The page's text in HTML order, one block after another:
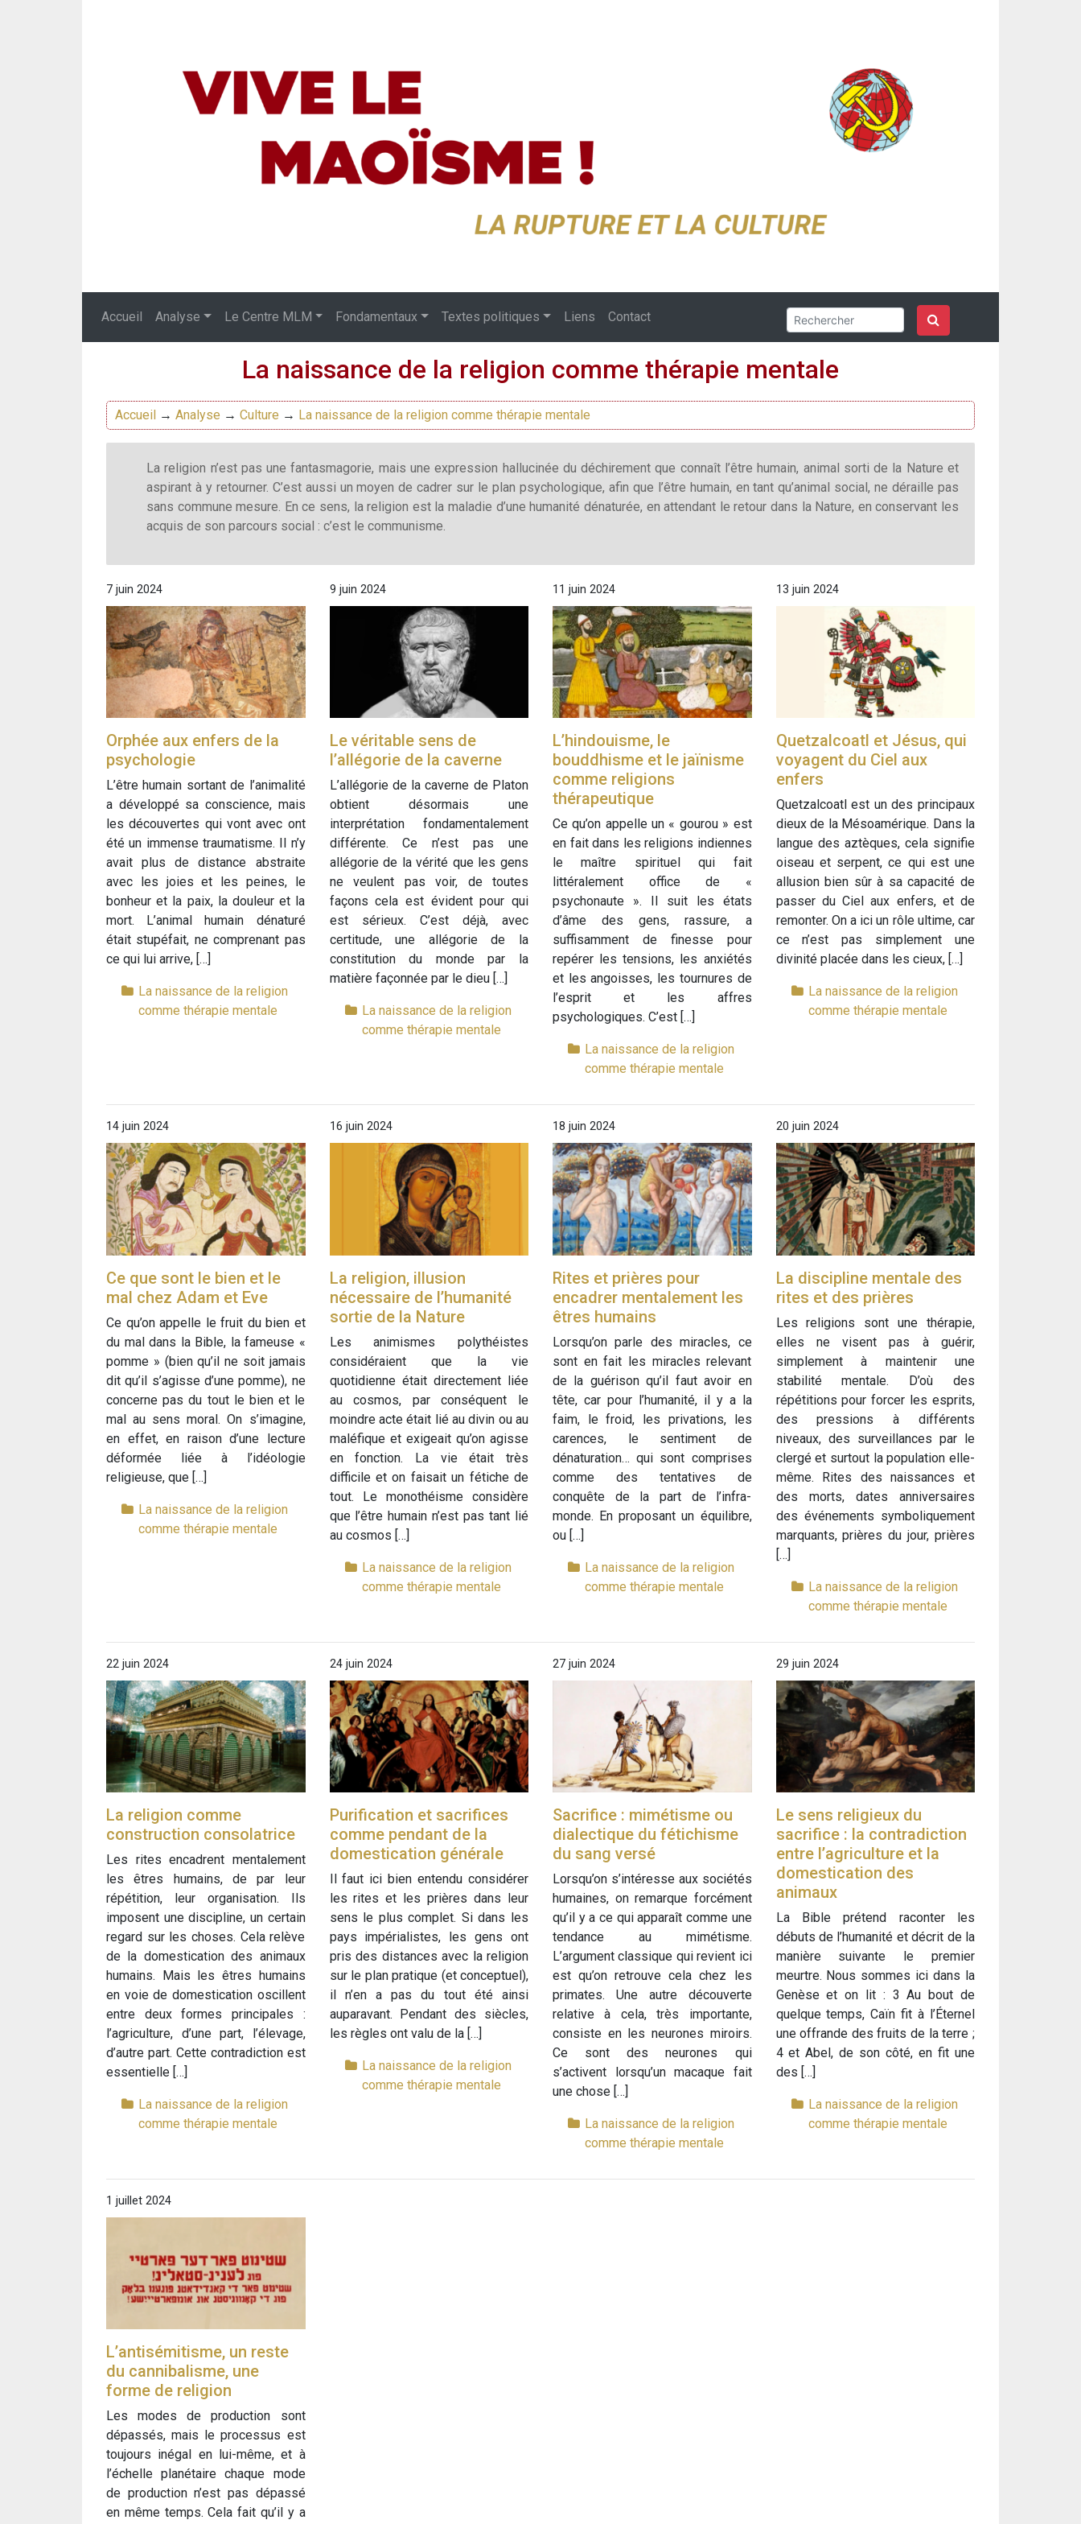
Accueil Analyse Le Centre MLM Fondamentaux Textes politiques Liens Contact
La naissance de la religion comme thérapie mentale
Accueil → Analyse → Culture → La naissance de la religion comme thérapie mentale
La religion n’est pas une fantasmagorie, mais une expression hallucinée du déchirement que connaît l’être humain, animal sorti de la Nature et
aspirant à y retourner. C’est aussi un moyen de cadrer sur le plan psychologique, afin que l’être humain, en tant qu’animal social, ne déraille pas
sans commune mesure. En ce sens, la religion est la maladie d’une humanité dénaturée, en attendant le retour dans la Nature, en conservant les
acquis de son parcours social : c’est le communisme.
7 juin 2024
Orphée aux enfers de la
psychologie
L’être humain sortant de l’animalité
a développé sa conscience, mais
les découvertes qui vont avec ont
été un immense traumatisme. Il n’y
avait plus de distance abstraite
avec les joies et les peines, le
bonheur et la paix, la douleur et la
mort. L’animal humain dénaturé
était stupéfait, ne comprenant pas
ce qui lui arrive, […]
La naissance de la religion
comme thérapie mentale
9 juin 2024
Le véritable sens de
l’allégorie de la caverne
L’allégorie de la caverne de Platon
obtient désormais une
interprétation fondamentalement
différente. Ce n’est pas une
allégorie de la vérité que les gens
ne veulent pas voir, de toutes
façons cela est évident pour qui
est sérieux. C’est déjà, avec
certitude, une allégorie de la
constitution du monde par la
matière façonnée par le dieu […]
La naissance de la religion
comme thérapie mentale
11 juin 2024
L’hindouisme, le
bouddhisme et le jaïnisme
comme religions
thérapeutique
Ce qu’on appelle un « gourou » est
en fait dans les religions indiennes
le maître spirituel qui fait
littéralement office de «
psychonaute ». Il suit les états
d’âme des gens, rassure, a
suffisamment de finesse pour
repérer les tensions, les anxiétés
et les angoisses, les tournures de
l’esprit et les affres
psychologiques. C’est […]
La naissance de la religion
comme thérapie mentale
13 juin 2024
Quetzalcoatl et Jésus, qui
voyagent du Ciel aux
enfers
Quetzalcoatl est un des principaux
dieux de la Mésoamérique. Dans la
langue des aztèques, cela signifie
oiseau et serpent, ce qui est une
allusion bien sûr à sa capacité de
passer du Ciel aux enfers, et de
remonter. On a ici un rôle ultime, car
ce n’est pas simplement une
divinité placée dans les cieux, […]
La naissance de la religion
comme thérapie mentale
14 juin 2024
Ce que sont le bien et le
mal chez Adam et Eve
Ce qu’on appelle le fruit du bien et
du mal dans la Bible, la fameuse «
pomme » (bien qu’il ne soit jamais
dit qu’il s’agisse d’une pomme), ne
concerne pas du tout le bien et le
mal au sens moral. On s’imagine,
en effet, en raison d’une lecture
déformée liée à l’idéologie
religieuse, que […]
La naissance de la religion
comme thérapie mentale
16 juin 2024
La religion, illusion
nécessaire de l’humanité
sortie de la Nature
Les animismes polythéistes
considéraient que la vie
quotidienne était directement liée
au cosmos, par conséquent le
moindre acte était lié au divin ou au
maléfique et exigeait qu’on agisse
en fonction. La vie était très
difficile et on faisait un fétiche de
tout. Le monothéisme considère
que l’être humain n’est pas tant lié
au cosmos […]
La naissance de la religion
comme thérapie mentale
18 juin 2024
Rites et prières pour
encadrer mentalement les
êtres humains
Lorsqu’on parle des miracles, ce
sont en fait les miracles relevant
de la guérison qu’il faut avoir en
tête, car pour l’humanité, il y a la
faim, le froid, les privations, les
carences, le sentiment de
dénaturation… qui sont comprises
comme des tentatives de
conquête de la part de l’infra-
monde. En proposant un équilibre,
ou […]
La naissance de la religion
comme thérapie mentale
20 juin 2024
La discipline mentale des
rites et des prières
Les religions sont une thérapie,
elles ne visent pas à guérir,
simplement à maintenir une
stabilité mentale. D’où des
répétitions pour forcer les esprits,
des pressions à différents
niveaux, des surveillances par le
clergé et surtout la population elle-
même. Rites des naissances et
des morts, dates anniversaires
des événements symboliquement
marquants, prières du jour, prières
[…]
La naissance de la religion
comme thérapie mentale
22 juin 2024
La religion comme
construction consolatrice
Les rites encadrent mentalement
les êtres humains, de par leur
répétition, leur organisation. Ils
imposent une discipline, un certain
regard sur les choses. Cela relève
de la domestication des animaux
humains. Mais les êtres humains
en voie de domestication oscillent
entre deux formes principales :
l’agriculture, d’une part, l’élevage,
d’autre part. Cette contradiction est
essentielle […]
La naissance de la religion
comme thérapie mentale
24 juin 2024
Purification et sacrifices
comme pendant de la
domestication générale
Il faut ici bien entendu considérer
les rites et les prières dans leur
sens le plus complet. Si dans les
pays impérialistes, les gens ont
pris des distances avec la religion
sur le plan pratique (et conceptuel),
il n’en a pas du tout été ainsi
auparavant. Pendant des siècles,
les règles ont valu de la […]
La naissance de la religion
comme thérapie mentale
27 juin 2024
Sacrifice : mimétisme ou
dialectique du fétichisme
du sang versé
Lorsqu’on s’intéresse aux sociétés
humaines, on remarque forcément
qu’il y a ce qui apparaît comme une
tendance au mimétisme.
L’argument classique qui revient ici
est qu’on retrouve cela chez les
primates. Une autre découverte
relative à cela, très importante,
consiste en les neurones miroirs.
Ce sont des neurones qui
s’activent lorsqu’un macaque fait
une chose […]
La naissance de la religion
comme thérapie mentale
29 juin 2024
Le sens religieux du
sacrifice : la contradiction
entre l’agriculture et la
domestication des
animaux
La Bible prétend raconter les
débuts de l’humanité et décrit de la
manière suivante le premier
meurtre. Nous sommes ici dans la
Genèse et on lit : 3 Au bout de
quelque temps, Caïn fit à l’Éternel
une offrande des fruits de la terre ;
4 et Abel, de son côté, en fit une
des […]
La naissance de la religion
comme thérapie mentale
1 juillet 2024
L’antisémitisme, un reste
du cannibalisme, une
forme de religion
Les modes de production sont
dépassés, mais le processus est
toujours inégal en lui-même, et à
l’échelle planétaire chaque mode
de production n’est pas dépassé
en même temps. Cela fait qu’il y a